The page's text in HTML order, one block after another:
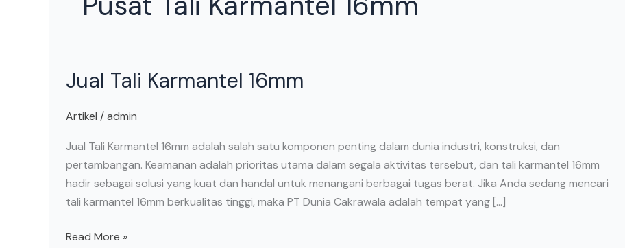
Jual Tali Karmantel 16mm
Artikel /admin
Jual Tali Karmantel 16mm adalah salah satu komponen penting dalam dunia industri, konstruksi, dan
pertambangan. Keamanan adalah prioritas utama dalam segala aktivitas tersebut, dan tali karmantel 16mm
hadir sebagai solusi yang kuat dan handal untuk menangani berbagai tugas berat. Jika Anda sedang mencari
tali karmantel 16mm berkualitas tinggi, maka PT Dunia Cakrawala adalah tempat yang […]
Tali
16mm
Read More »